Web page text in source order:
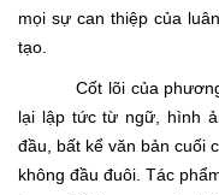
mọi sự can thiệp của
tạo.
Cốt lõi của
lại lập tức từ ngữ, hình
đầu, bất kể văn bản cuối
không đầu đuôi. Tác